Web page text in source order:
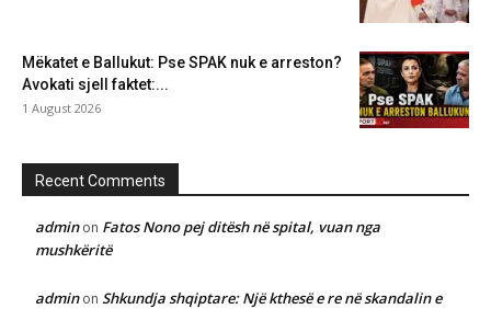
Mëkatet e Ballukut: Pse SPAK nuk e arreston?
Avokati sjell faktet:...
1 August 2026
Recent Comments
adminon Fatos Nono pej ditësh në spital, vuan nga
mushkëritë
adminon Shkundja shqiptare: Një kthesë e re në skandalin e